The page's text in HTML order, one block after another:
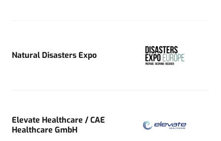
Natural Disasters Expo
Elevate Healthcare / CAE
Healthcare GmbH